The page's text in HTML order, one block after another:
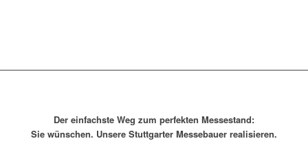
Der einfachste Weg zum perfekten Messestand:
Sie wünschen. Unsere Stuttgarter Messebauer realisieren.